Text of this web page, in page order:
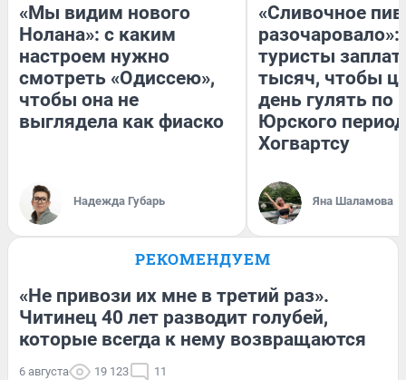
«Мы видим нового
Нолана»: с каким
настроем нужно
смотреть «Одиссею»,
чтобы она не
выглядела как фиаско
Надежда Губарь
«Сливочное
разочаровало»:
туристы
тысяч, чтобы
день гулять по
Юрского
Хогвартсу
Яна Шаламова
РЕКОМЕНДУЕМ
«Не привози их мне в третий раз».
Читинец 40 лет разводит голубей,
которые всегда к нему возвращаются
6 августа 19 123 11